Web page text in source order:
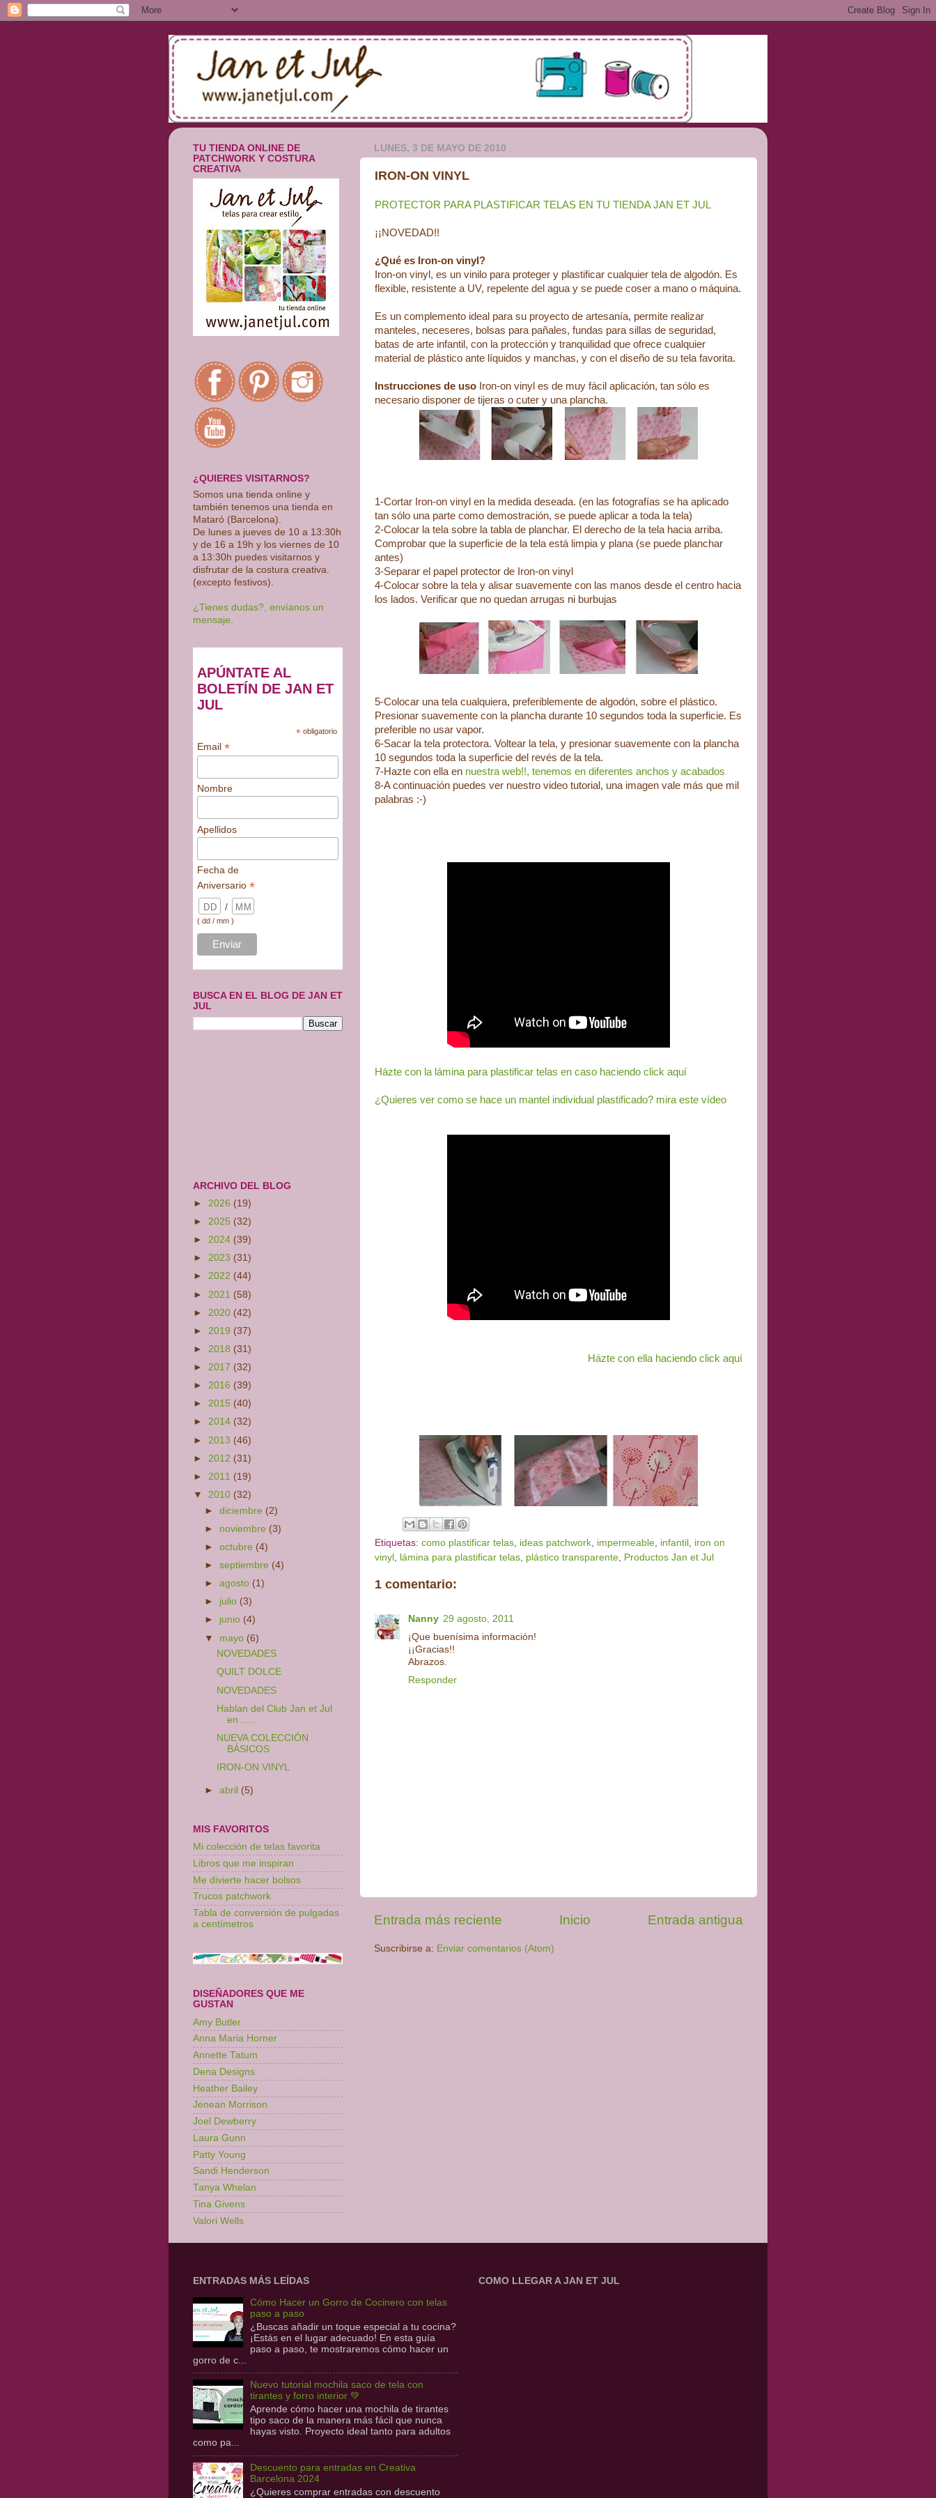
LUNES, 3 DE MAYO DE 2010
IRON-ON VINYL
PROTECTOR PARA PLASTIFICAR TELAS EN TU TIENDA JAN ET JUL
¡¡NOVEDAD!!
¿Qué es Iron-on vinyl?
Iron-on vinyl, es un vinilo para proteger y plastificar cualquier tela de algodón. Es
flexible, resistente a UV, repelente del agua y se puede coser a mano o máquina.
Es un complemento ideal para su proyecto de artesanía, permite realizar
manteles, neceseres, bolsas para pañales, fundas para sillas de seguridad,
batas de arte infantil, con la protección y tranquilidad que ofrece cualquier
material de plástico ante líquidos y manchas, y con el diseño de su tela favorita.
Instrucciones de uso Iron-on vinyl es de muy fácil aplicación, tan sólo es
necesario disponer de tijeras o cuter y una plancha.
1-Cortar Iron-on vinyl en la medida deseada. (en las fotografías se ha aplicado
tan sólo una parte como demostración, se puede aplicar a toda la tela)
2-Colocar la tela sobre la tabla de planchar. El derecho de la tela hacia arriba.
Comprobar que la superficie de la tela está limpia y plana (se puede planchar
antes)
3-Separar el papel protector de Iron-on vinyl
4-Colocar sobre la tela y alisar suavemente con las manos desde el centro hacia
los lados. Verificar que no quedan arrugas ni burbujas
5-Colocar una tela cualquiera, preferiblemente de algodón, sobre el plástico.
Presionar suavemente con la plancha durante 10 segundos toda la superficie. Es
preferible no usar vapor.
6-Sacar la tela protectora. Voltear la tela, y presionar suavemente con la plancha
10 segundos toda la superficie del revés de la tela.
7-Hazte con ella en nuestra web!!, tenemos en diferentes anchos y acabados
8-A continuación puedes ver nuestro video tutorial, una imagen vale más que mil
palabras :-)
Házte con la lámina para plastificar telas en caso haciendo click aquí
¿Quieres ver como se hace un mantel individual plastificado? mira este vídeo
Házte con ella haciendo click aquí
Etiquetas: como plastificar telas, ideas patchwork, impermeable, infantil , iron on
vinyl , lámina para plastificar telas, plástico transparente, Productos Jan et Jul
1 comentario:
Nanny 29 agosto, 2011
¡Que buenísima información!
¡¡Gracias!!
Abrazos.
Responder
Entrada más reciente Entrada antigua
Inicio
Suscribirse a: Enviar comentarios (Atom)
TU TIENDA ONLINE DE
PATCHWORK Y COSTURA
CREATIVA
¿QUIERES VISITARNOS?
Somos una tienda online y
también tenemos una tienda en
Mataró (Barcelona).
De lunes a jueves de 10 a 13:30h
y de 16 a 19h y los viernes de 10
a 13:30h puedes visitarnos y
disfrutar de la costura creativa.
(excepto festivos).
¿Tienes dudas?, envíanos un
mensaje.
APÚNTATE AL
BOLETÍN DE JAN ET
JUL
*obligatorio
Email*
Nombre
Apellidos
Fecha de
Aniversario*
/
( dd / mm )
BUSCA EN EL BLOG DE JAN ET
JUL
ARCHIVO DEL BLOG
► 2026 (19)
► 2025 (32)
► 2024 (39)
► 2023 (31)
► 2022 (44)
► 2021 (58)
► 2020 (42)
► 2019 (37)
► 2018 (31)
► 2017 (32)
► 2016 (39)
► 2015 (40)
► 2014 (32)
► 2013 (46)
► 2012 (31)
► 2011 (19)
▼ 2010 (32)
►diciembre (2)
► noviembre (3)
►octubre (4)
►septiembre (4)
►agosto (1)
► julio (3)
► junio (4)
▼ mayo (6)
NOVEDADES
QUILT DOLCE
NOVEDADES
Hablan del Club Jan et Jul
en .....
NUEVA COLECCIÓN
BÁSICOS
IRON-ON VINYL
►abril (5)
MIS FAVORITOS
Mi colección de telas favorita
Libros que me inspiran
Me divierte hacer bolsos
Trucos patchwork
Tabla de conversión de pulgadas
a centímetros
DISEÑADORES QUE ME
GUSTAN
Amy Butler
Anna Maria Horner
Annette Tatum
Dena Designs
Heather Bailey
Jenean Morrison
Joel Dewberry
Laura Gunn
Patty Young
Sandi Henderson
Tanya Whelan
Tina Givens
Valori Wells
ENTRADAS MÁS LEÍDAS
Cómo Hacer un Gorro de Cocinero con telas
paso a paso
¿Buscas añadir un toque especial a tu cocina?
¡Estás en el lugar adecuado! En esta guía
paso a paso, te mostraremos cómo hacer un
gorro de c...
Nuevo tutorial mochila saco de tela con
tirantes y forro interior 💚
Aprende cómo hacer una mochila de tirantes
tipo saco de la manera más fácil que nunca
hayas visto. Proyecto ideal tanto para adultos
como pa...
Descuento para entradas en Creativa
Barcelona 2024
¿Quieres comprar entradas con descuento
COMO LLEGAR A JAN ET JUL